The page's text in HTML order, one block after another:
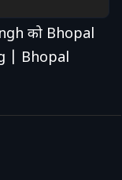
को Bhopal
| Bhopal